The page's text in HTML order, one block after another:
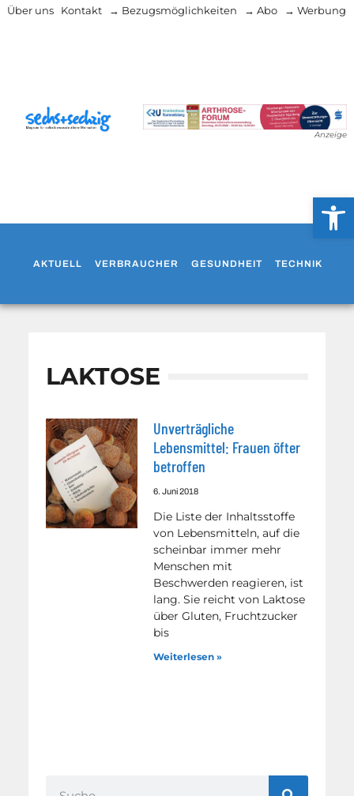
Über uns Kontakt → Bezugsmöglichkeiten → Abo → Werbung
Anzeige
AKTUELL VERBRAUCHER GESUNDHEIT TECHNIK
LAKTOSE
Unverträgliche
Lebensmittel: Frauen öfter
betroffen
6. Juni 2018
Die Liste der Inhaltsstoffe
von Lebensmitteln, auf die
scheinbar immer mehr
Menschen mit
Beschwerden reagieren, ist
lang. Sie reicht von Laktose
über Gluten, Fruchtzucker
bis
Weiterlesen »